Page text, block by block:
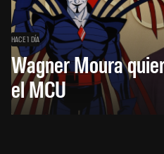
HACE 1 DÍA
Wagner Moura
el MCU